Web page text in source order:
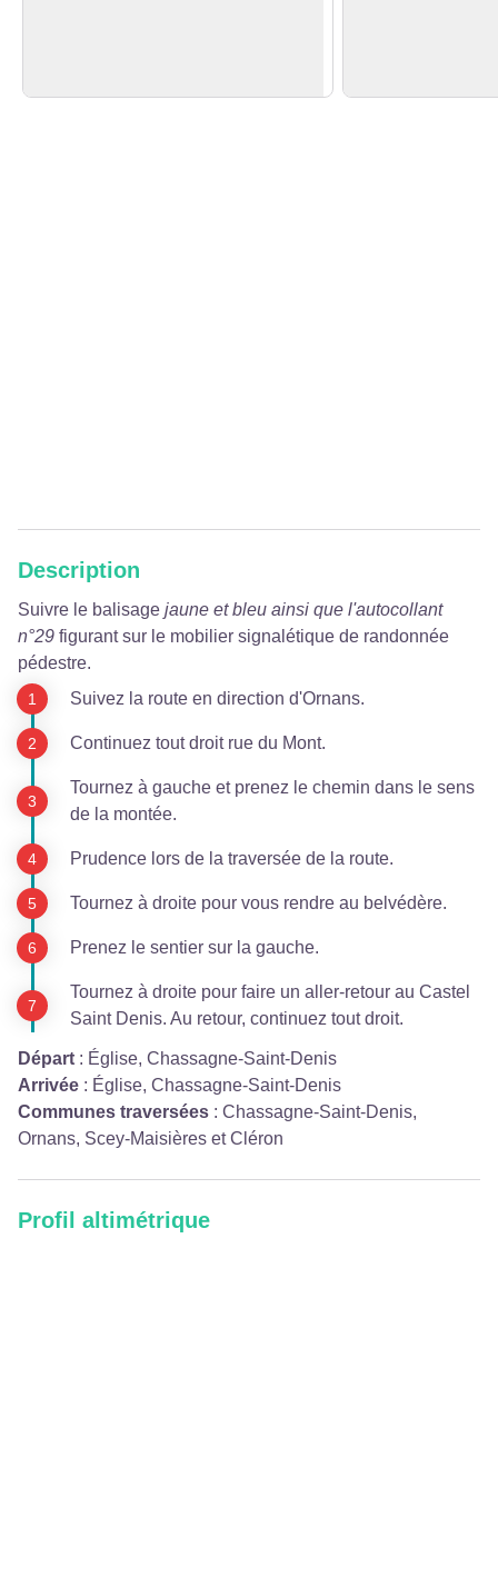
Description
Suivre le balisage jaune et bleu ainsi que l'autocollant
n°29 figurant sur le mobilier signalétique de randonnée
pédestre.
Suivez la route en direction d'Ornans.
Continuez tout droit rue du Mont.
Tournez à gauche et prenez le chemin dans le sens
de la montée.
Prudence lors de la traversée de la route.
Tournez à droite pour vous rendre au belvédère.
Prenez le sentier sur la gauche.
Tournez à droite pour faire un aller-retour au Castel
Saint Denis. Au retour, continuez tout droit.
Départ : Église, Chassagne-Saint-Denis
Arrivée : Église, Chassagne-Saint-Denis
Communes traversées : Chassagne-Saint-Denis,
Ornans, Scey-Maisières et Cléron
Profil altimétrique